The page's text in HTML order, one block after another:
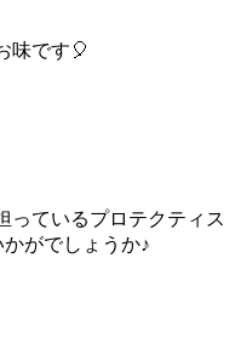
味です🎈
っているプロテクティス
がでしょうか♪